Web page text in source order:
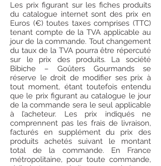
Les prix figurant sur les fiches produits
du catalogue internet sont des prix en
Euros (€) toutes taxes comprises (TTC)
tenant compte de la TVA applicable au
jour de la commande. Tout changement
du taux de la TVA pourra être répercuté
sur le prix des produits. La société
Bibiche – Goûters Gourmands se
réserve le droit de modifier ses prix à
tout moment, étant toutefois entendu
que le prix figurant au catalogue le jour
de la commande sera le seul applicable
à l’acheteur. Les prix indiqués ne
comprennent pas les frais de livraison,
facturés en supplément du prix des
produits achetés suivant le montant
total de la commande. En France
métropolitaine, pour toute commande,